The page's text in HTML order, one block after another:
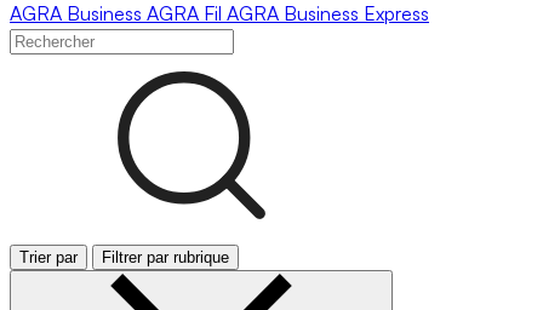
AGRA Business AGRA Fil AGRA Business Express
Trier par Filtrer par rubrique